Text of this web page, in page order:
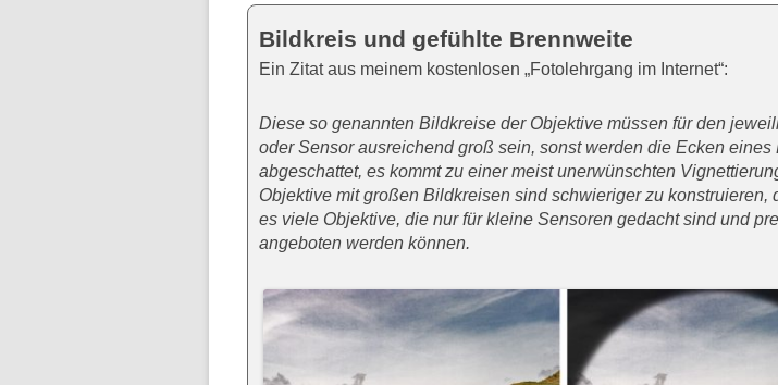
Bildkreis und gefühlte Brennweite
Ein Zitat aus meinem kostenlosen „Fotolehrgang im Internet“:
Diese so genannten Bildkreise der Objektive müssen für den
oder Sensor ausreichend groß sein, sonst werden die Ecken eines
abgeschattet, es kommt zu einer meist unerwünschten
Objektive mit großen Bildkreisen sind schwieriger zu konstruieren,
es viele Objektive, die nur für kleine Sensoren gedacht sind und
angeboten werden können.